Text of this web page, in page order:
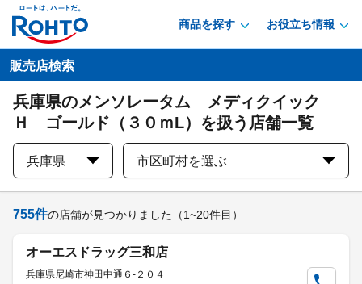
商品を探す お役立ち情報
販売店検索
兵庫県のメンソレータム メディクイック
Ｈ ゴールド（３０ｍL）を扱う店舗一覧
兵庫県 市区町村を選ぶ
755件の店舗が見つかりました （1~20件目）
オーエスドラッグ三和店
兵庫県尼崎市神田中通６-２０４